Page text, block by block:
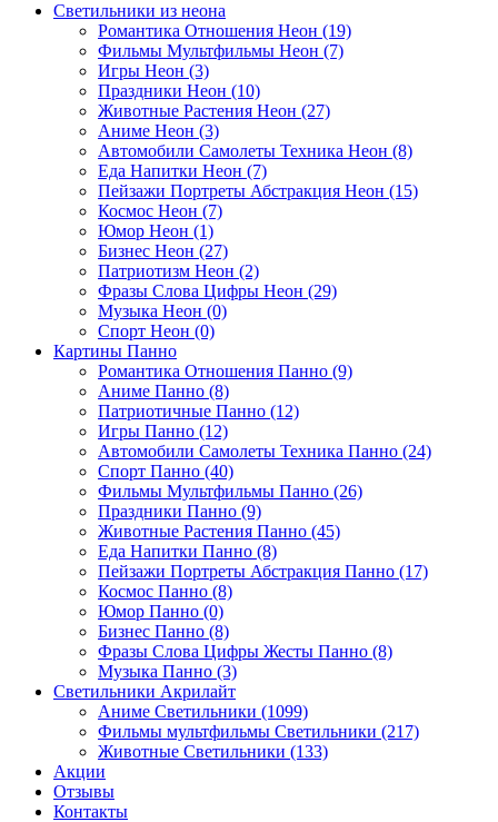
Светильники из неона
Романтика Отношения Неон (19)
Фильмы Мультфильмы Неон (7)
Игры Неон (3)
Праздники Неон (10)
Животные Растения Неон (27)
Аниме Неон (3)
Автомобили Самолеты Техника Неон (8)
Еда Напитки Неон (7)
Пейзажи Портреты Абстракция Неон (15)
Космос Неон (7)
Юмор Неон (1)
Бизнес Неон (27)
Патриотизм Неон (2)
Фразы Слова Цифры Неон (29)
Музыка Неон (0)
Спорт Неон (0)
Картины Панно
Романтика Отношения Панно (9)
Аниме Панно (8)
Патриотичные Панно (12)
Игры Панно (12)
Автомобили Самолеты Техника Панно (24)
Спорт Панно (40)
Фильмы Мультфильмы Панно (26)
Праздники Панно (9)
Животные Растения Панно (45)
Еда Напитки Панно (8)
Пейзажи Портреты Абстракция Панно (17)
Космос Панно (8)
Юмор Панно (0)
Бизнес Панно (8)
Фразы Слова Цифры Жесты Панно (8)
Музыка Панно (3)
Светильники Акрилайт
Аниме Светильники (1099)
Фильмы мультфильмы Светильники (217)
Животные Светильники (133)
Акции
Отзывы
Контакты